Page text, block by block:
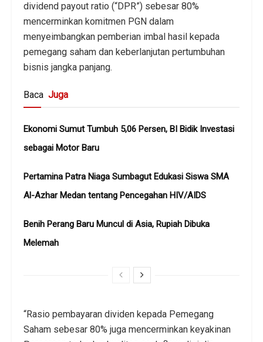
dividend payout ratio (“DPR”) sebesar 80%
mencerminkan komitmen PGN dalam
menyeimbangkan pemberian imbal hasil kepada
pemegang saham dan keberlanjutan pertumbuhan
bisnis jangka panjang.
Baca Juga
Ekonomi Sumut Tumbuh 5,06 Persen, BI Bidik Investasi
sebagai Motor Baru
Pertamina Patra Niaga Sumbagut Edukasi Siswa SMA
Al-Azhar Medan tentang Pencegahan HIV/AIDS
Benih Perang Baru Muncul di Asia, Rupiah Dibuka
Melemah
“Rasio pembayaran dividen kepada Pemegang
Saham sebesar 80% juga mencerminkan keyakinan